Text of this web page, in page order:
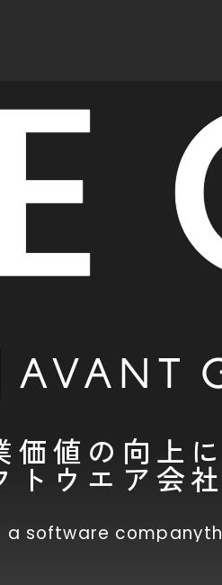
価値の向上
トウエア会
a software company